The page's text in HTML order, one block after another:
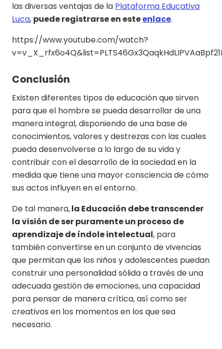
las diversas ventajas de la Plataforma Educativa
Luca, puede registrarse en esteenlace.
https://www.youtube.com/watch?
Conclusión
Existen diferentes tipos de educación que sirven
para que el hombre se pueda desarrollar de una
manera integral, disponiendo de una base de
conocimientos, valores y destrezas con las cuales
pueda desenvolverse a lo largo de su vida y
contribuir con el desarrollo de la sociedad en la
medida que tiene una mayor consciencia de cómo
sus actos influyen en el entorno.
De tal manera,la Educación debe transcender
la visión de ser puramente un proceso de
aprendizaje de índole intelectual, para
también convertirse en un conjunto de vivencias
que permitan que los niños y adolescentes puedan
construir una personalidad sólida a través de una
adecuada gestión de emociones, una capacidad
para pensar de manera crítica, así como ser
creativos en los momentos en los que sea
necesario.